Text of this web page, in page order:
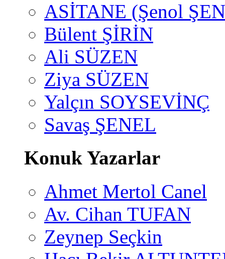
ASİTANE (Şenol
Bülent ŞİRİN
Ali SÜZEN
Ziya SÜZEN
Yalçın SOYSEVİNÇ
Savaş ŞENEL
Konuk Yazarlar
Ahmet Mertol Canel
Av. Cihan TUFAN
Zeynep Seçkin